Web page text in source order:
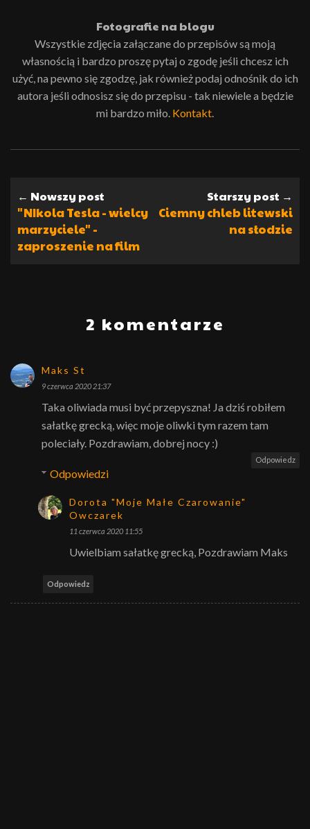
Fotografie na blogu
Wszystkie zdjęcia załączane do przepisów są moją
własnością i bardzo proszę pytaj o zgodę jeśli chcesz ich
użyć, na pewno się zgodzę, jak również podaj odnośnik do ich
autora jeśli odnosisz się do przepisu - tak niewiele a będzie
mi bardzo miło. Kontakt
← Nowszy post
"NIkola Tesla - wielcy
marzyciele" -
zaproszenie na film
Starszy post →
Ciemny chleb litewski
na słodzie
2 komentarze
Maks St
9 czerwca 2020 21:37
Taka oliwiada musi być przepyszna! Ja dziś robiłem
sałatkę grecką, więc moje oliwki tym razem tam
poleciały. Pozdrawiam, dobrej nocy :)
Odpowiedz
Odpowiedzi
Dorota "Moje Małe Czarowanie"
Owczarek
11 czerwca 2020 11:55
Uwielbiam sałatkę grecką, Pozdrawiam Maks
Odpowiedz